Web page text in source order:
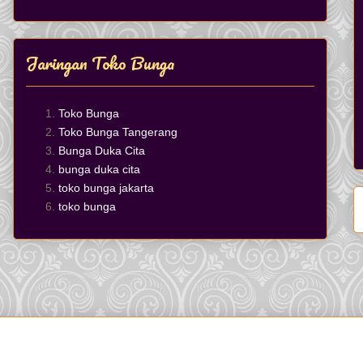
Jaringan Toko Bunga
Toko Bunga
Toko Bunga Tangerang
Bunga Duka Cita
bunga duka cita
toko bunga jakarta
toko bunga